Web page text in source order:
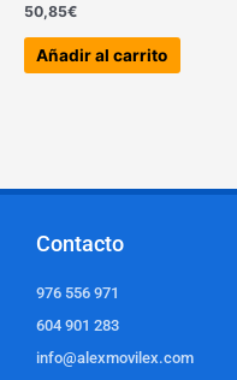
50,85€
Añadir al carrito
Contacto
976 556 971
604 901 283
info@alexmovilex.com